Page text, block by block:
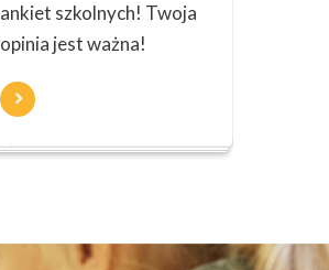
ankiet szkolnych! Twoja
opinia jest ważna!